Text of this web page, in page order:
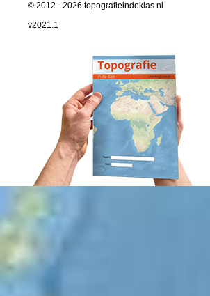
© 2012 - 2026 topografieindeklas.nl
v2021.1